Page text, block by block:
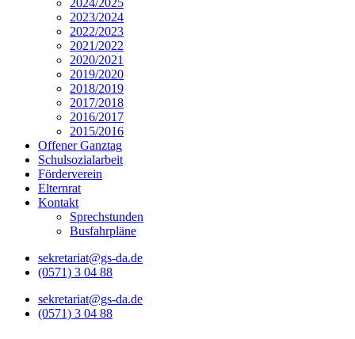
2024/2025
2023/2024
2022/2023
2021/2022
2020/2021
2019/2020
2018/2019
2017/2018
2016/2017
2015/2016
Offener Ganztag
Schulsozialarbeit
Förderverein
Elternrat
Kontakt
Sprechstunden
Busfahrpläne
sekretariat@gs-da.de
(0571) 3 04 88
sekretariat@gs-da.de
(0571) 3 04 88